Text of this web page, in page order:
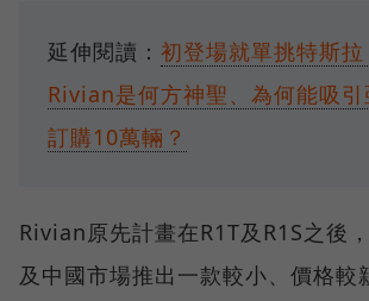
延伸閱讀： 初登場就單挑特斯
Rivian是何方神聖、為何能吸引
訂購10萬輛？
Rivian原先計畫在R1T及R1S之後
及中國市場推出一款較小、價格較